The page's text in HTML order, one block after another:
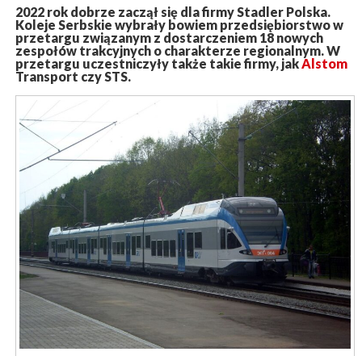
2022 rok dobrze zaczął się dla firmy Stadler Polska.
Koleje Serbskie wybrały bowiem przedsiębiorstwo w
przetargu związanym z dostarczeniem 18 nowych
zespołów trakcyjnych o charakterze regionalnym. W
przetargu uczestniczyły także takie firmy, jakAlstom
Transport czy STS.